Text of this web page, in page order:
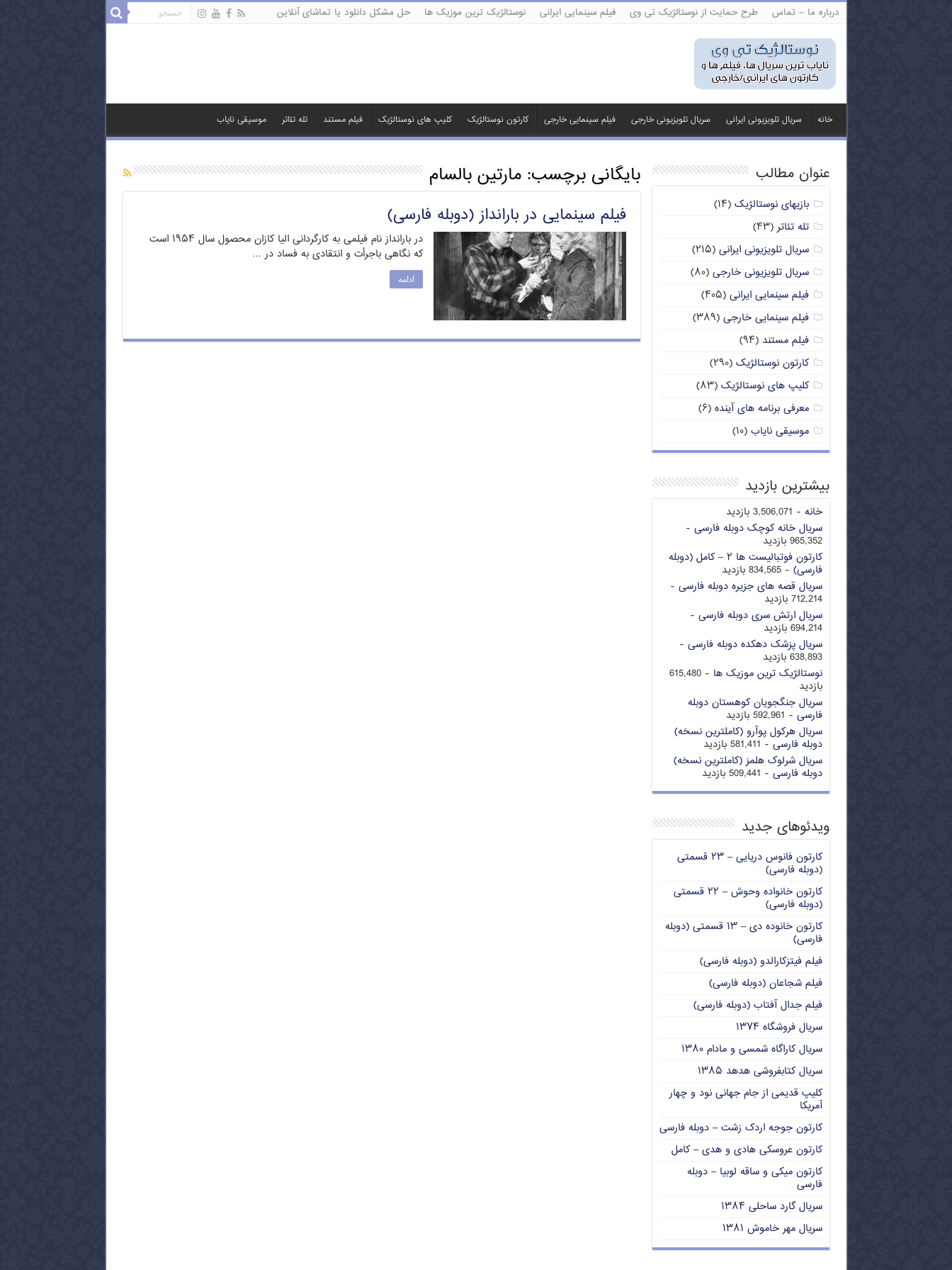
درباره ما – تماس طرح حمایت از نوستالژیک تی وی فیلم سینمایی ایرانی نوستالژیک ترین موزیک ها حل مشکل دانلود یا تماشای آنلاین
خانه سریال تلویزیونی ایرانی سریال تلویزیونی خارجی فیلم سینمایی خارجی کارتون نوستالژیک کلیپ های نوستالژیک فیلم مستند تله تئاتر موسیقی نایاب
بایگانی برچسب:مارتین بالسام
فیلم سینمایی در بارانداز (دوبله فارسی)
در بارانداز نام فیلمی به کارگردانی الیا کازان محصول سال ۱۹۵۴ است
که نگاهی باجرأت و انتقادی به فساد در …
ادامه
عنوان مطالب
بازیهای نوستالژیک (۱۴)
تله تئاتر(۴۳)
سریال تلویزیونی ایرانی (۲۱۵)
سریال تلویزیونی خارجی (۸۰)
فیلم سینمایی ایرانی (۴۰۵)
فیلم سینمایی خارجی (۳۸۹)
فیلم مستند (۹۴)
کارتون نوستالژیک (۲۹۰)
کلیپ های نوستالژیک (۸۳)
معرفی برنامه های آینده (۶)
موسیقی نایاب (۱۰)
بیشترین بازدید
خانه - 3,506,071 بازدید
سریال خانه کوچک دوبله فارسی -
965,352 بازدید
کارتون فوتبالیست ها ۲ – کامل (دوبله
فارسی) - 834,565 بازدید
سریال قصه های جزیره دوبله فارسی -
712,214 بازدید
سریال ارتش سری دوبله فارسی -
694,214 بازدید
سریال پزشک دهکده دوبله فارسی -
638,893 بازدید
نوستالژیک ترین موزیک ها
- 615,480
بازدید
سریال جنگجویان کوهستان دوبله
فارسی - 592,961 بازدید
سریال هرکول پوآرو (کاملترین نسخه)
دوبله فارسی - 581,411 بازدید
سریال شرلوک هلمز (کاملترین نسخه)
دوبله فارسی - 509,441 بازدید
ویدئوهای جدید
کارتون فانوس دریایی – ۲۳ قسمتی
(دوبله فارسی)
کارتون خانواده وحوش – ۲۲ قسمتی
(دوبله فارسی)
کارتون خانوده دی – ۱۳ قسمتی (دوبله
فارسی)
فیلم فیتزکارالدو (دوبله فارسی)
فیلم شجاعان (دوبله فارسی)
فیلم جدال آفتاب (دوبله فارسی)
سریال فروشگاه ۱۳۷۴
سریال کاراگاه شمسی و مادام ۱۳۸۰
سریال کتابفروشی هدهد ۱۳۸۵
کلیپ قدیمی از جام جهانی نود و چهار
آمریکا
کارتون جوجه اردک زشت – دوبله فارسی
کارتون عروسکی هادی و هدی – کامل
کارتون میکی و ساقه لوبیا – دوبله
فارسی
سریال گارد ساحلی ۱۳۸۴
سریال مهر خاموش ۱۳۸۱